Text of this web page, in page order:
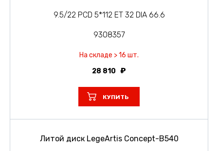
9.5/22 PCD 5*112 ET 32 DIA 66.6
9308357
На складе > 16 шт.
28 810
КУПИТЬ
Литой диск LegeArtis Concept-B540